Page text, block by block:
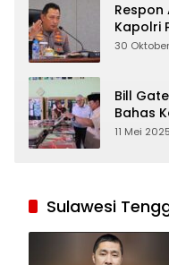
Respon
Kapolri
Tegas
30
Bill
Bahas
11 Mei 2025
Sulawesi